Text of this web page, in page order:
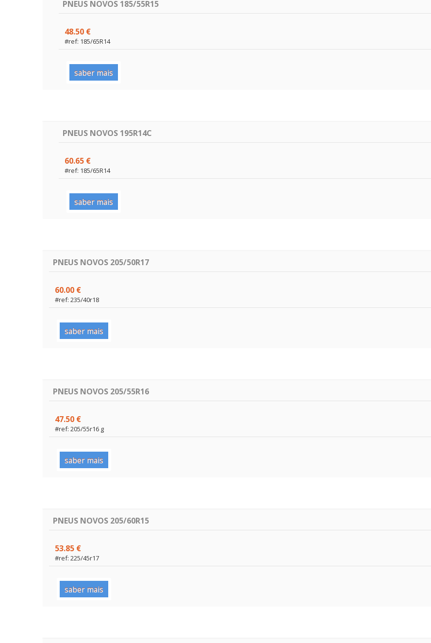
PNEUS NOVOS 185/55R15
48.50 €
#ref: 185/65R14
saber mais
PNEUS NOVOS 195R14C
60.65 €
#ref: 185/65R14
saber mais
PNEUS NOVOS 205/50R17
60.00 €
#ref: 235/40r18
saber mais
PNEUS NOVOS 205/55R16
47.50 €
#ref: 205/55r16 g
saber mais
PNEUS NOVOS 205/60R15
53.85 €
#ref: 225/45r17
saber mais